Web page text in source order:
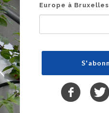
Europe à Bruxelles